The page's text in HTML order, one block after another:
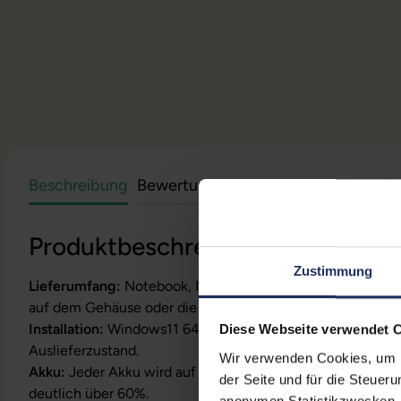
Zustimmung
Diese Webseite verwendet
Wir verwenden Cookies,
der Seite und für die
Beschreibung Bewertungen Sicherheit &
Produktbeschreibung
Lieferumfang: Notebook, Netzteil, Akku,
auf dem Gehäuse oder die Lizenz ist bereits digital
Installation: Windows11 64Bit vorinstalliert inklusive
Auslieferzustand.
Akku: Jeder Akku wird auf Funktion geprüft. Die Akku-
deutlich über 60%.